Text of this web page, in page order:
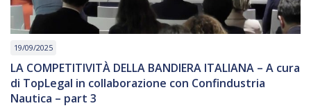
19/09/2025
LA COMPETITIVITÀ DELLA BANDIERA ITALIANA – A cura
di TopLegal in collaborazione con Confindustria
Nautica – part 3